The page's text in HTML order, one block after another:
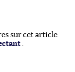
sur cet article.